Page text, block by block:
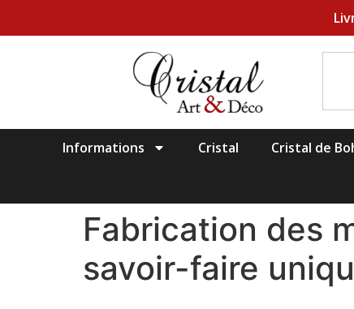
Informations Cristal Cristal de
Fabrication des
savoir-faire